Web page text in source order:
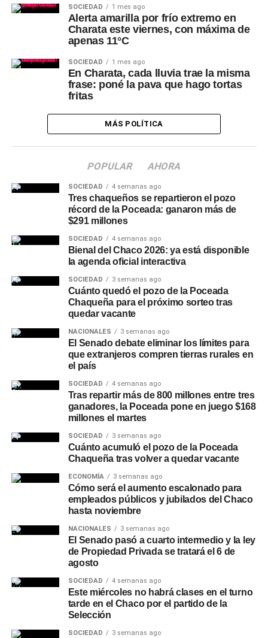
SOCIEDAD 1 mes ago
Alerta amarilla por frío extremo en
Charata este viernes, con máxima de
apenas 11°C
SOCIEDAD 1 mes ago
En Charata, cada lluvia trae la misma
frase: poné la pava que hago tortas
fritas
MÁS POLÍTICA
POPULAR AHORA
SOCIEDAD 4 semanas ago
Tres chaqueños se repartieron el pozo
récord de la Poceada: ganaron más de
$291 millones
SOCIEDAD 4 semanas ago
Bienal del Chaco 2026: ya está disponible
la agenda oficial interactiva
SOCIEDAD 3 semanas ago
Cuánto quedó el pozo de la Poceada
Chaqueña para el próximo sorteo tras
quedar vacante
NACIONALES 3 semanas ago
El Senado debate eliminar los límites para
que extranjeros compren tierras rurales en
el país
SOCIEDAD 4 semanas ago
Tras repartir más de 800 millones entre tres
ganadores, la Poceada pone en juego $168
millones el martes
SOCIEDAD 3 semanas ago
Cuánto acumuló el pozo de la Poceada
Chaqueña tras volver a quedar vacante
ECONOMÍA 3 semanas ago
Cómo será el aumento escalonado para
empleados públicos y jubilados del Chaco
hasta noviembre
NACIONALES 3 semanas ago
El Senado pasó a cuarto intermedio y la ley
de Propiedad Privada se tratará el 6 de
agosto
SOCIEDAD 4 semanas ago
Este miércoles no habrá clases en el turno
tarde en el Chaco por el partido de la
Selección
SOCIEDAD 3 semanas ago